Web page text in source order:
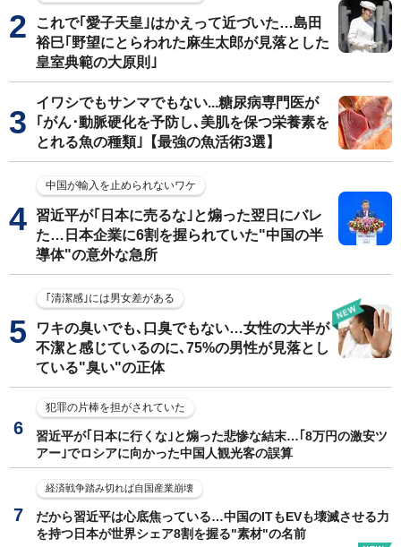
これで｢愛子天皇｣はかえって近づいた…島田
裕巳｢野望にとらわれた麻生太郎が見落とした
皇室典範の大原則｣
イワシでもサンマでもない...糖尿病専門医が
｢がん･動脈硬化を予防し､美肌を保つ栄養素を
とれる魚の種類｣【最強の魚活術3選】
中国が輸入を止められないワケ
習近平が｢日本に売るな｣と煽った翌日にバレ
た…日本企業に6割を握られていた"中国の半
導体"の意外な急所
｢清潔感｣には男女差がある
ワキの臭いでも､口臭でもない…女性の大半が
不潔と感じているのに､75%の男性が見落とし
ている"臭い"の正体
犯罪の片棒を担がされていた
習近平が｢日本に行くな｣と煽った悲惨な結末…｢8万円の激安ツ
アー｣でロシアに向かった中国人観光客の誤算
経済戦争踏み切れば自国産業崩壊
だから習近平は心底焦っている…中国のITもEVも壊滅させる力
を持つ日本が世界シェア8割を握る"素材"の名前